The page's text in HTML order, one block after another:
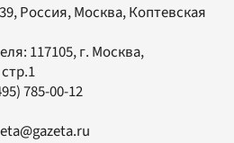
Россия, Москва, Коптевская
117105, г. Москва,
785-00-12